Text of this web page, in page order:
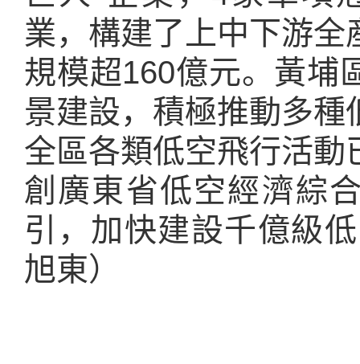
業，構建了上中下游
規模超160億元。黃埔
景建設，積極推動多
全區各類低空飛行活
創廣東省低空經濟綜
引，加快建設千億級
旭東）